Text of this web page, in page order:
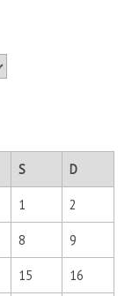
S D
1 2
8 9
15 16